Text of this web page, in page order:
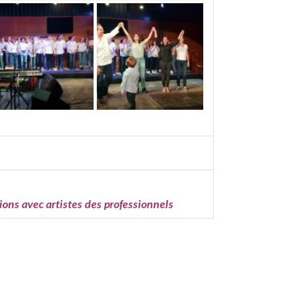
avec artistes des professionnels